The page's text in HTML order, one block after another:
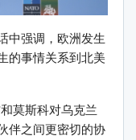
中强调，欧洲发生
的事情关系到北美
莫斯科对乌克兰
伴之间更密切的协